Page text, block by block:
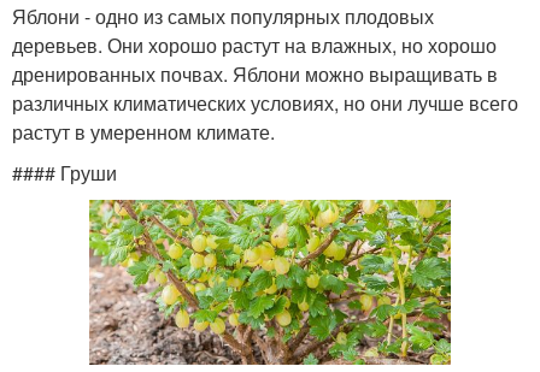
Яблони - одно из самых популярных плодовых
деревьев. Они хорошо растут на влажных, но хорошо
дренированных почвах. Яблони можно выращивать в
различных климатических условиях, но они лучше всего
растут в умеренном климате.
#### Груши